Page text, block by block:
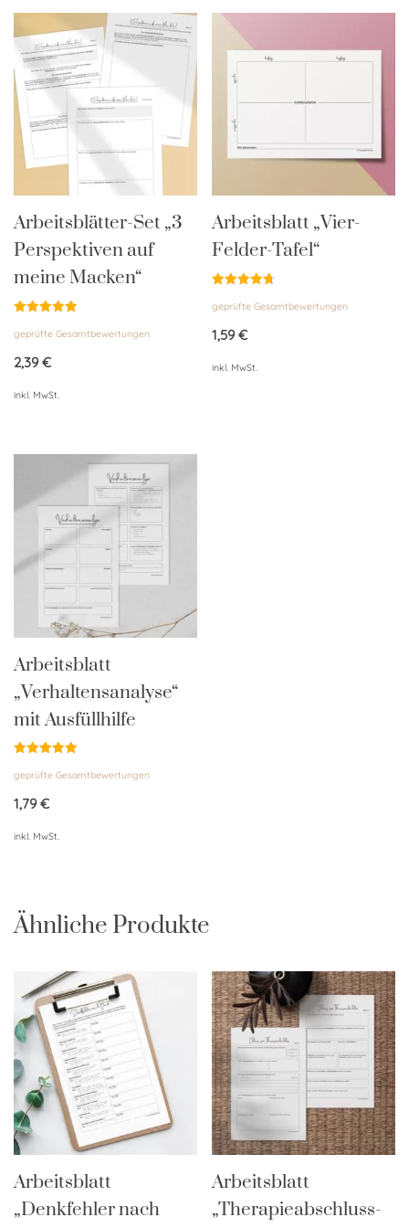
Arbeitsblätter-Set „3
Perspektiven auf
meine Macken“
mit
von 5
geprüfte Gesamtbewertungen
2,39€
inkl. MwSt.
Arbeitsblatt „Vier-
Felder-Tafel“
mit
von 5
geprüfte Gesamtbewertungen
1,59€
inkl. MwSt.
Arbeitsblatt
„Verhaltensanalyse“
mit Ausfüllhilfe
mit
von 5
geprüfte Gesamtbewertungen
1,79€
inkl. MwSt.
Ähnliche Produkte
Arbeitsblatt
„Denkfehler nach
Arbeitsblatt
„Therapieabschluss-